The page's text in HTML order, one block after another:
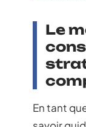
Le
En tant